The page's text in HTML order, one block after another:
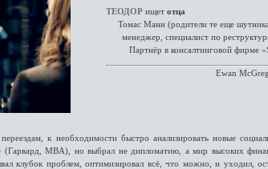
ТЕОДОР ищет отца
Томас Манн (родители те еще
менеджер, специалист по
Партнёр в консалтинговой фирме
Ewan
к необходимости быстро анализировать новые
(Гарвард, MBA), но выбрал не дипломатию, а мир высоких
клубок проблем, оптимизировал всё, что можно, и уходил,